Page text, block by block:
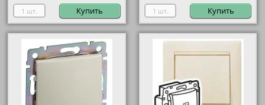
Купить Купить